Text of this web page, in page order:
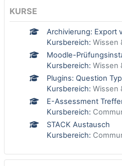
KURSE
Archivierung: Export
Kursbereich:Wissen
Moodle-
Kursbereich:Wissen
Plugins: Question
Kursbereich:Wissen
E-Assessment
Kursbereich:
STACK Austausch
Kursbereich: